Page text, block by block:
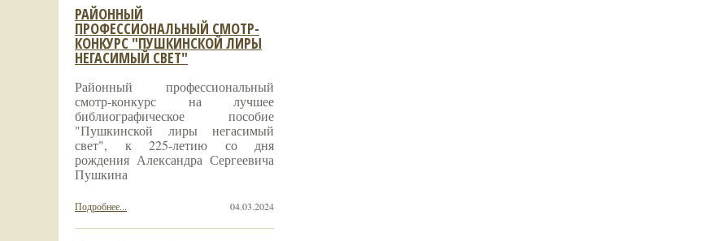
РАЙОННЫЙ
ПРОФЕССИОНАЛЬНЫЙ СМОТР-
КОНКУРС "ПУШКИНСКОЙ ЛИРЫ
НЕГАСИМЫЙ СВЕТ"
Районный профессиональный
смотр-конкурс на лучшее
библиографическое пособие
"Пушкинской лиры негасимый
свет", к 225-летию со дня
рождения Александра Сергеевича
Пушкина
04.03.2024
Подробнее...